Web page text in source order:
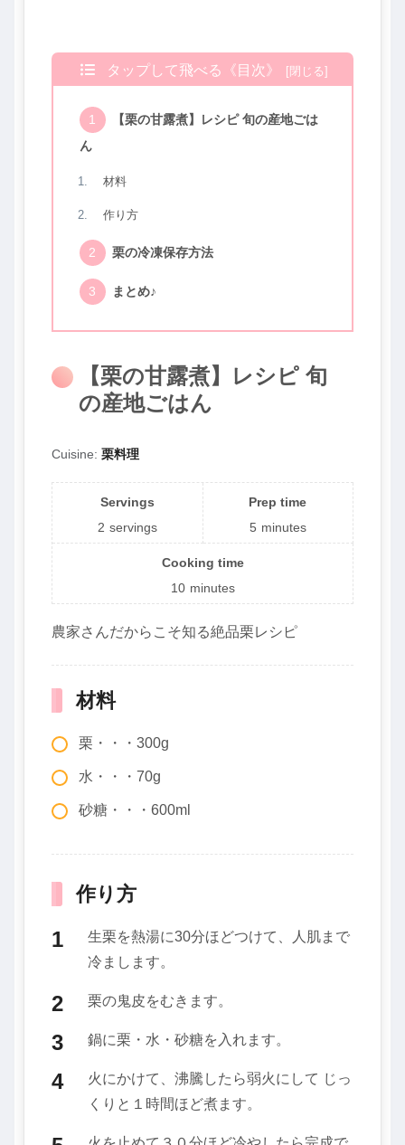
タップして飛べる《目次》
【栗の甘露煮】レシピ 旬の産地ごは
ん
材料
作り方
栗の冷凍保存方法
まとめ♪
【栗の甘露煮】レシピ 旬
の産地ごはん
Cuisine: 栗料理
Servings
2 servings
Prep time
5 minutes
Cooking time
10 minutes
農家さんだからこそ知る絶品栗レシピ
材料
栗・・・300g
水・・・70g
砂糖・・・600ml
作り方
生栗を熱湯に30分ほどつけて、人肌まで
冷まします。
栗の鬼皮をむきます。
鍋に栗・水・砂糖を入れます。
火にかけて、沸騰したら弱火にして じっ
くりと１時間ほど煮ます。